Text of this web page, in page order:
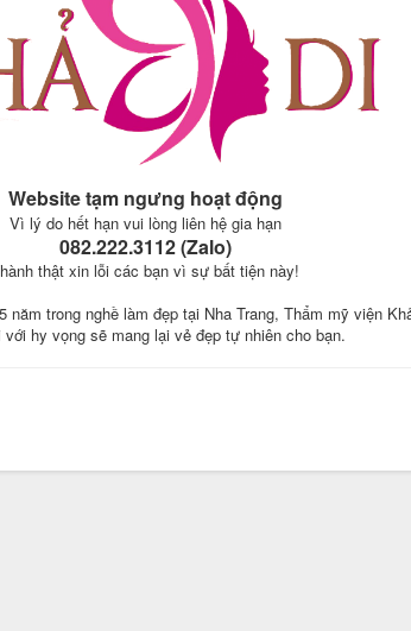
Website tạm ngưng hoạt động
Vì lý do hết hạn vui lòng liên hệ gia hạn
082.222.3112 (Zalo)
thật xin lỗi các bạn vì sự bất tiện này!
năm trong nghề làm đẹp tại Nha Trang, Thẩm mỹ viện
với hy vọng sẽ mang lại vẻ đẹp tự nhiên cho bạn.